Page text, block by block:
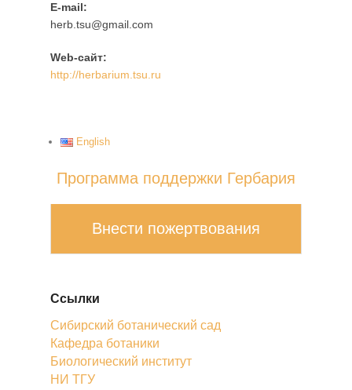
Е-mail:
herb.tsu@gmail.com
Web-сайт:
http://herbarium.tsu.ru
English
Программа поддержки Гербария
Внести пожертвования
Ссылки
Сибирский ботанический сад
Кафедра ботаники
Биологический институт
НИ ТГУ